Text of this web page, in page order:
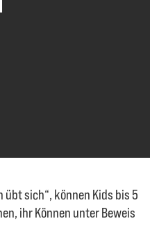
übt sich“, können Kids bis 5
ihr Können unter Beweis